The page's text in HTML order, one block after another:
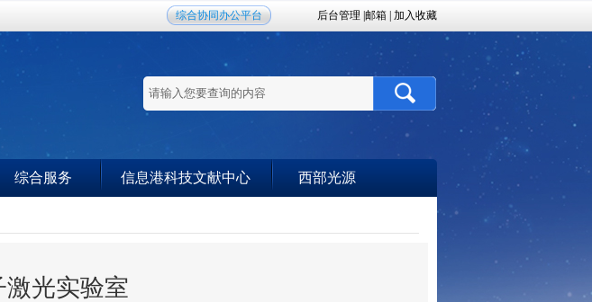
综合协同办公平台 后台管理 邮箱 加入收藏
综合服务 信息港科技文献中心 西部光源
光实验室